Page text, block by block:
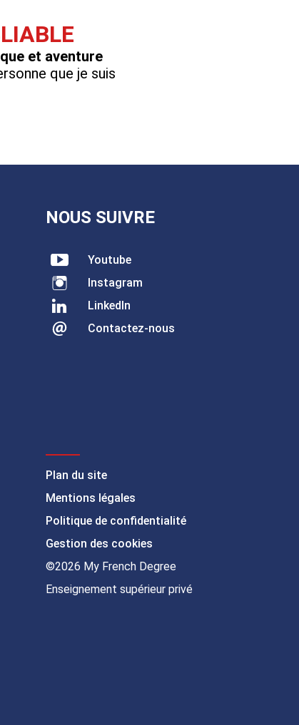
et aventure
que je suis
NOUS SUIVRE
Youtube
Instagram
LinkedIn
Contactez-nous
Plan du site
Mentions légales
Politique de confidentialité
Gestion des cookies
©2026 My French Degree
Enseignement supérieur privé